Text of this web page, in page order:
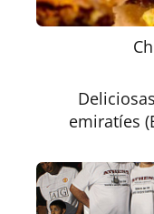
emiratíes